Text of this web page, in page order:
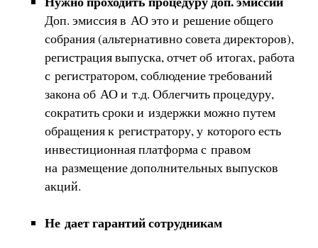
Доп. эмиссия в АО это и решение общего
собрания (альтернативно совета директоров),
регистрация выпуска, отчет об итогах, работа
с регистратором, соблюдение требований
закона об АО и т.д. Облегчить процедуру,
сократить сроки и издержки можно путем
обращения к регистратору, у которого есть
инвестиционная платформа с правом
на размещение дополнительных выпусков
акций.
Не дает гарантий сотрудникам